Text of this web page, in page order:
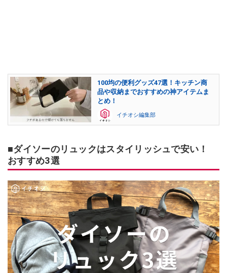
100均の便利グッズ47選！キッチン商
品や収納までおすすめの神アイテムま
とめ！
イチオシ編集部
■ダイソーのリュックはスタイリッシュで安い！
おすすめ3選